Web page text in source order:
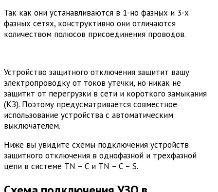
Так как они устанавливаются в 1-но фазных и 3-х
фазных сетях, конструктивно они отличаются
количеством полюсов присоединения проводов.
Устройство защитного отключения защитит вашу
электропроводку от токов утечки, но никак не
защитит от перегрузки в сети и короткого замыкания
(КЗ). Поэтому предусматривается совместное
использование устройства с автоматическим
выключателем.
Ниже вы увидите схемы подключения устройств
защитного отключения в однофазной и трехфазной
цепи в системе TN – С и TN – С – S.